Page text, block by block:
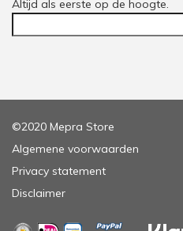
Altijd als eerste op de hoogte.
©2020 Mepra Store
Algemene voorwaarden
Privacy statement
Disclaimer